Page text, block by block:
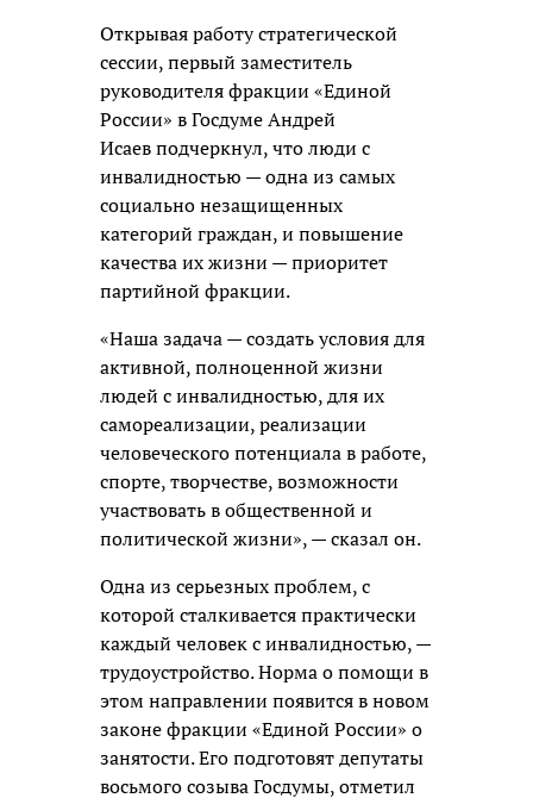
Открывая работу стратегической
сессии, первый заместитель
руководителя фракции «Единой
России» в Госдуме Андрей
Исаев подчеркнул, что люди с
инвалидностью — одна из самых
социально незащищенных
категорий граждан, и повышение
качества их жизни — приоритет
партийной фракции.
«Наша задача — создать условия для
активной, полноценной жизни
людей с инвалидностью, для их
самореализации, реализации
человеческого потенциала в работе,
спорте, творчестве, возможности
участвовать в общественной и
политической жизни», — сказал он.
Одна из серьезных проблем, с
которой сталкивается практически
каждый человек с инвалидностью, —
трудоустройство. Норма о помощи в
этом направлении появится в новом
законе фракции «Единой России» о
занятости. Его подготовят депутаты
восьмого созыва Госдумы, отметил